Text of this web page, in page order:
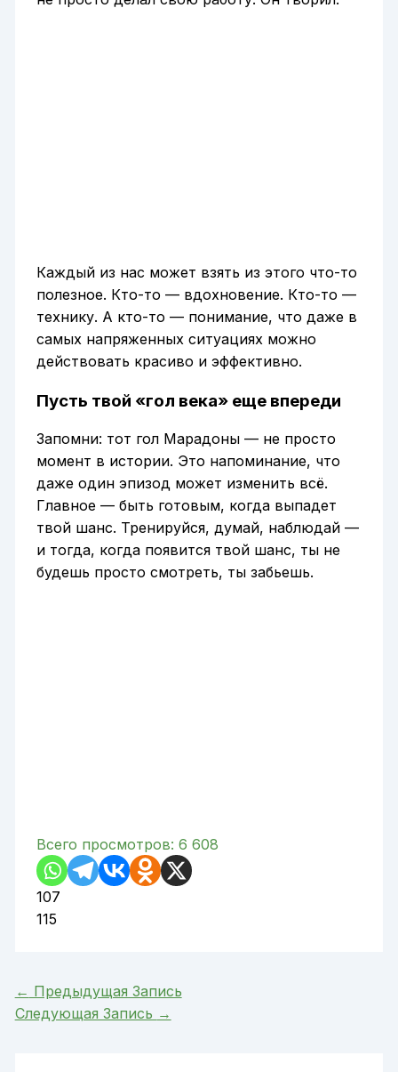
Каждый из нас может взять из этого что-то
полезное. Кто-то — вдохновение. Кто-то —
технику. А кто-то — понимание, что даже в
самых напряженных ситуациях можно
действовать красиво и эффективно.
Пусть твой «гол века» еще впереди
Запомни: тот гол Марадоны — не просто
момент в истории. Это напоминание, что
даже один эпизод может изменить всё.
Главное — быть готовым, когда выпадет
твой шанс. Тренируйся, думай, наблюдай —
и тогда, когда появится твой шанс, ты не
будешь просто смотреть, ты забьешь.
Всего просмотров: 6 608
107
115
← Предыдущая Запись
Следующая Запись →